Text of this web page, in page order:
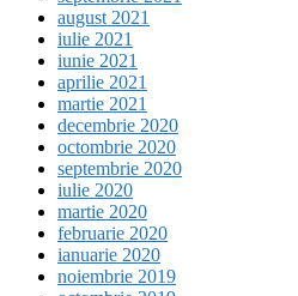
august 2021
iulie 2021
iunie 2021
aprilie 2021
martie 2021
decembrie 2020
octombrie 2020
septembrie 2020
iulie 2020
martie 2020
februarie 2020
ianuarie 2020
noiembrie 2019